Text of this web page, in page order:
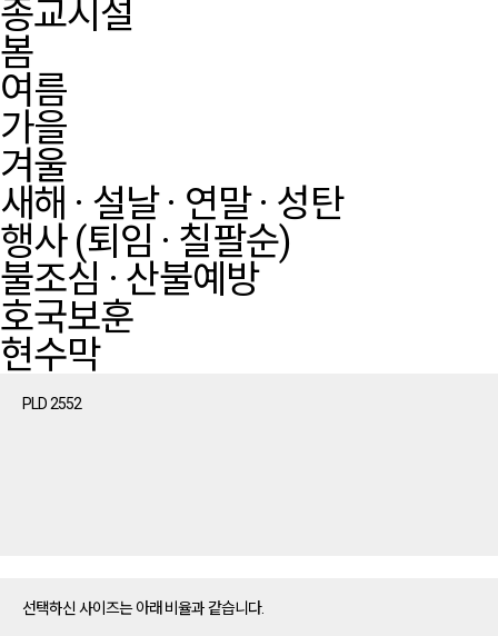
종교시설
봄
여름
가을
겨울
새해 · 설날 · 연말 · 성탄
행사 (퇴임 · 칠팔순)
불조심 · 산불예방
호국보훈
현수막
PLD 2552
선택하신 사이즈는 아래 비율과 같습니다.